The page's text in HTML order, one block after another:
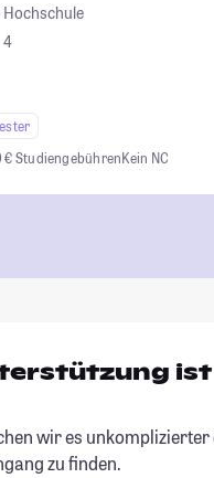
4
€ StudiengebührenKein NC
ist
wir es unkomplizierter
zu finden.